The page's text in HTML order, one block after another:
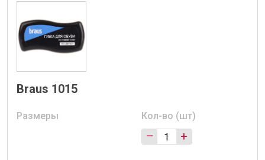
Braus 1015
Размеры Кол-во (шт)
– +